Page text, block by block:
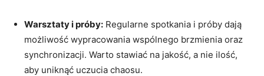
Warsztaty i próby: Regularne spotkania i próby dają
możliwość wypracowania wspólnego brzmienia oraz
synchronizacji. Warto stawiać na jakość, a nie ilość,
aby uniknąć uczucia chaosu.